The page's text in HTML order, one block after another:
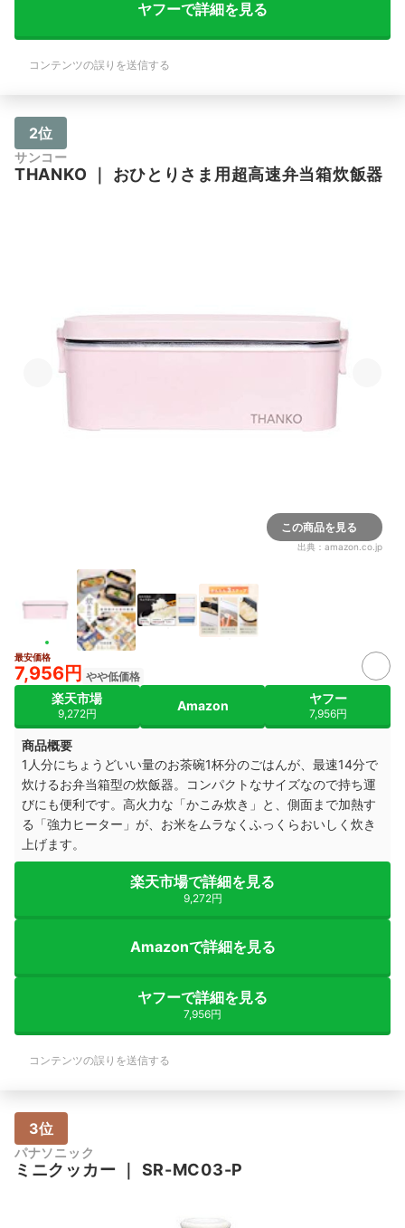
ヤフーで詳細を見る
コンテンツの誤りを送信する
2位
サンコー
THANKO おひとりさま用超高速弁当箱炊飯器
この商品を見る
出典： amazon.co.jp
最安価格
7,956円 やや低価格
楽天市場
9,272円
Amazon ヤフー
7,956円
商品概要
1人分にちょうどいい量のお茶碗1杯分のごはんが、最速14分で
炊けるお弁当箱型の炊飯器。コンパクトなサイズなので持ち運
びにも便利です。高火力な「かこみ炊き」と、側面まで加熱す
る「強力ヒーター」が、お米をムラなくふっくらおいしく炊き
上げます。
楽天市場で詳細を見る
9,272円
Amazonで詳細を見る
ヤフーで詳細を見る
7,956円
コンテンツの誤りを送信する
3位
パナソニック
ミニクッカー SR-MC03-P